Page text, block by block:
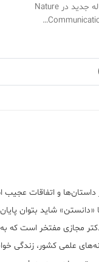
مقاله جدید در Nature
داستان‌ها و اتفاقات
«دانستن» شاید بتوان
مجازی مفتخر است که
علمی کشور، زندگی